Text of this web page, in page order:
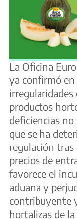
La Oficina
ya confirmó
productos
deficiencias no
que se ha
regulación tras
precios de
favorece el
aduana y
contribuyente
hortalizas de la